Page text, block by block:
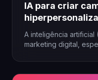
IA para criar
A inteligência artificial
marketing digital,